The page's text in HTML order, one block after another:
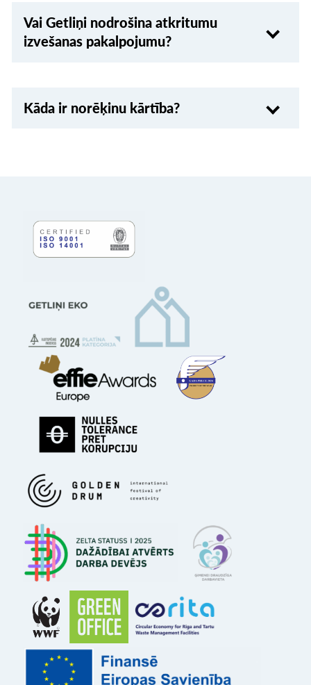
Vai Getliņi nodrošina atkritumu
izvešanas pakalpojumu?
Kāda ir norēķinu kārtība?